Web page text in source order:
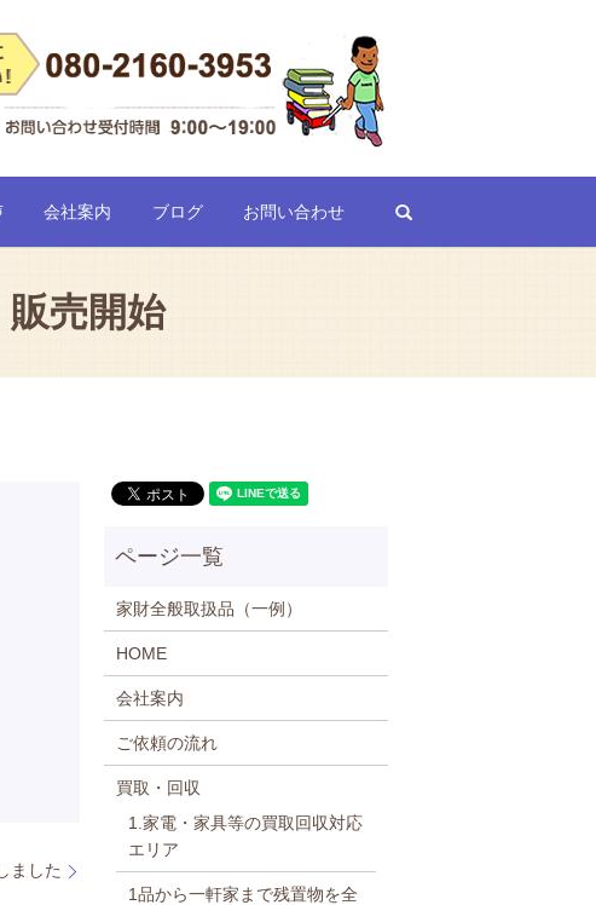
会社案内 ブログ お問い合わせ
売開始
ました
家財全般取扱品（一例）
HOME
会社案内
ご依頼の流れ
買取・回収
1.家電・家具等の買取回収対応
エリア
1品から一軒家まで残置物を全